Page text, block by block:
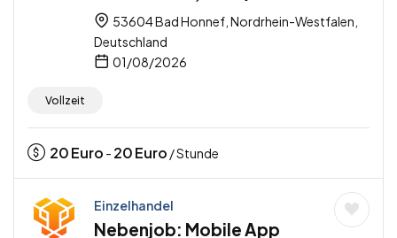
53604 Bad Honnef, Nordrhein-Westfalen,
Deutschland
01/08/2026
Vollzeit
20Euro - 20Euro / Stunde
Einzelhandel
Nebenjob: Mobile App